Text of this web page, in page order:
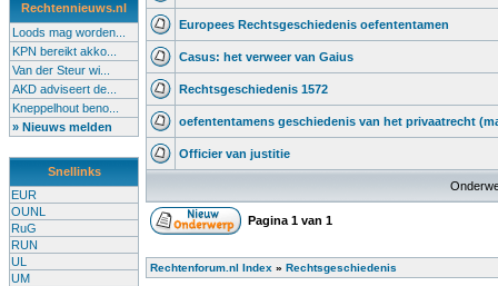
Rechtennieuws.nl
Loods mag worden...
KPN bereikt akko...
Van der Steur wi...
AKD adviseert de...
Kneppelhout beno...
» Nieuws melden
Snellinks
EUR
OUNL
RuG
RUN
UL
UM
Europees Rechtsgeschiedenis oefententamen
Casus: het verweer van Gaius
Rechtsgeschiedenis 1572
oefententamens geschiedenis van het privaatrecht
Officier van justitie
Pagina 1 van 1
Rechtenforum.nl Index » Rechtsgeschiedenis